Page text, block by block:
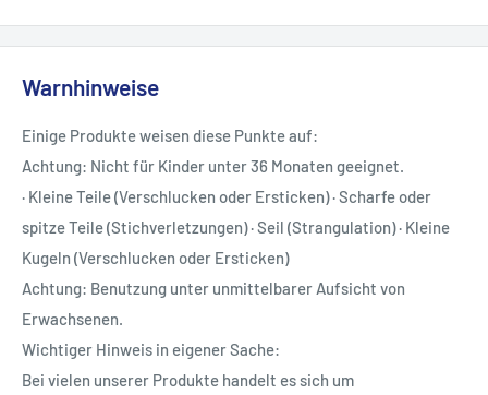
Warnhinweise
Einige Produkte weisen diese Punkte auf:
Achtung: Nicht für Kinder unter 36 Monaten geeignet.
· Kleine Teile (Verschlucken oder Ersticken) · Scharfe oder
spitze Teile (Stichverletzungen) · Seil (Strangulation) · Kleine
Kugeln (Verschlucken oder Ersticken)
Achtung: Benutzung unter unmittelbarer Aufsicht von
Erwachsenen.
Wichtiger Hinweis in eigener Sache:
Bei vielen unserer Produkte handelt es sich um